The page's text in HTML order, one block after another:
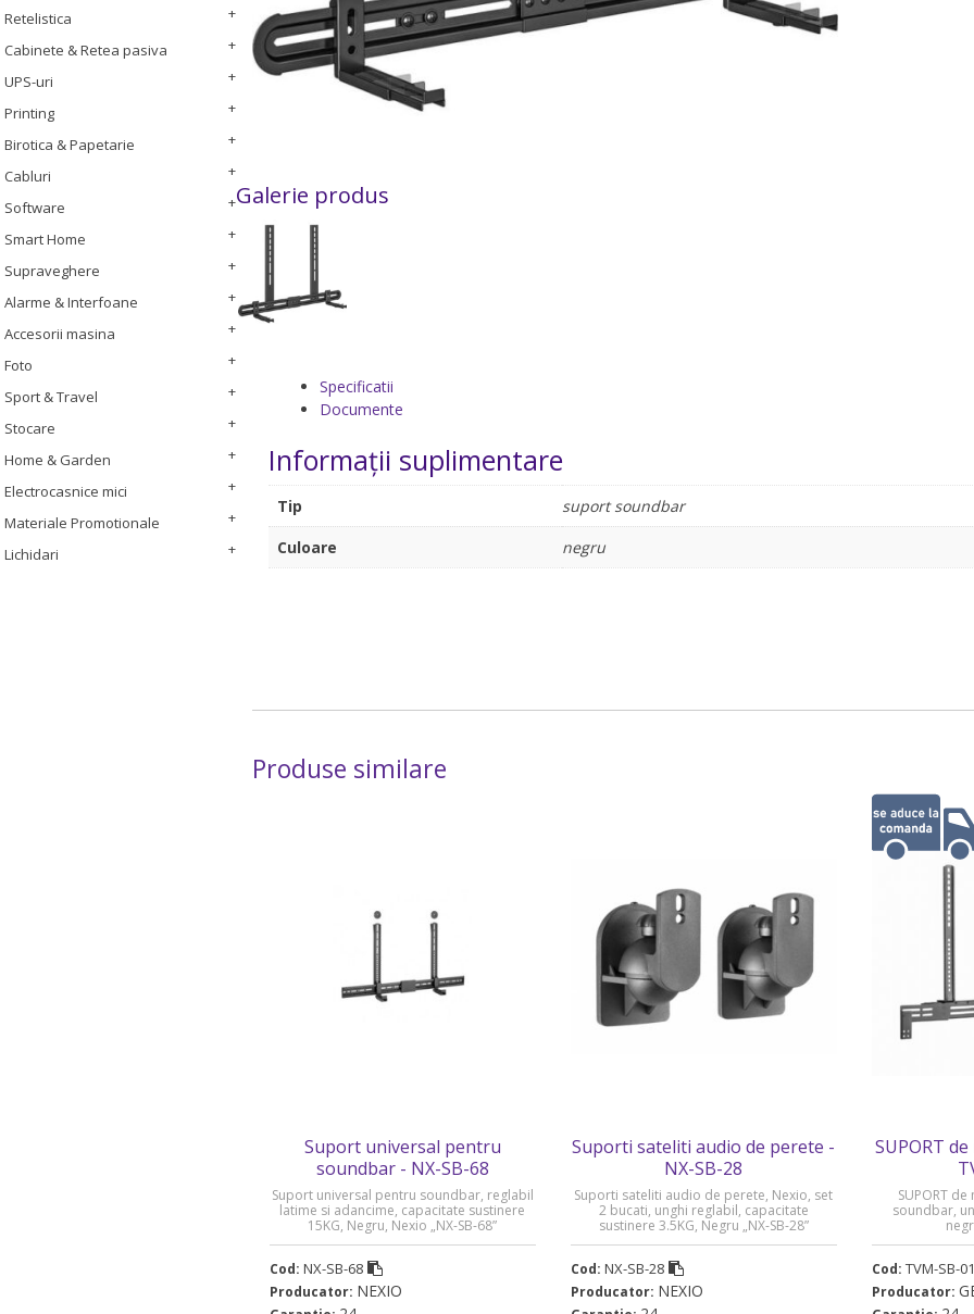
Retelistica
Cabinete & Retea pasiva
UPS-uri
Printing
Birotica & Papetarie
Cabluri
Software
Smart Home
Supraveghere
Alarme & Interfoane
Accesorii masina
Foto
Sport & Travel
Stocare
Home & Garden
Electrocasnice mici
Materiale Promotionale
Lichidari
Galerie produs
Specificatii
Documente
Informații suplimentare
Tip
suport soundbar
Culoare
negru
Produse similare
Suport universal pentru
soundbar - NX-SB-68
Suport universal pentru soundbar, reglabil
latime si adancime, capacitate sustinere
15KG, Negru, Nexio „NX-SB-68”
Cod: NX-SB-68
Producator: NEXIO
Suporti sateliti audio de perete -
NX-SB-28
Suporti sateliti audio de perete, Nexio, set
2 bucati, unghi reglabil, capacitate
sustinere 3.5KG, Negru „NX-SB-28”
Cod: NX-SB-28
Producator: NEXIO
SUPORT
SUPORT
soundbar,
Cod: TVM-SB-01
Producator: